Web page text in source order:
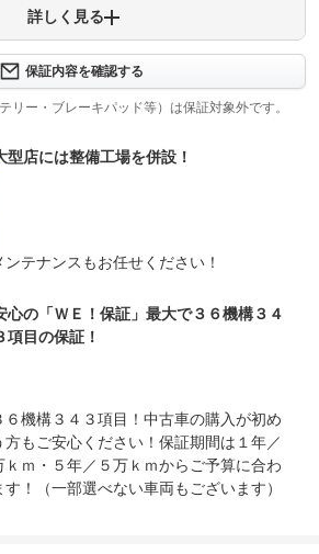
について問い合わせる
月・１０００ｋｍ以内は３６機構・３４３項目
します。詳しくは販売店までお問い合わせ下さ
格
格の５０％まで
ＣＡＲＳで修理受付可能です。詳細はスタッフ
定12ヶ月または法定24ヶ月点検整備付
・車検整備付の場合は法定24ヶ月点検整備付
6ヶ月または12ヶ月点検整備付
ご納車までの間に法定点検を実施致します。支
備代金が含まれ点検記録簿を発行致します。
詳しく見る
保証内容を確認する
リー・ブレーキパッド等）は保証対象外です。
型店には整備工場を併設！
テナンスもお任せください！
心の「ＷＥ！保証」最大で３６機構３４
項目の保証！
機構３４３項目！中古車の購入が初め
もご安心ください！保証期間は１年／
ｋｍ・５年／５万ｋｍからご予算に合わ
！（一部選べない車両もございます）